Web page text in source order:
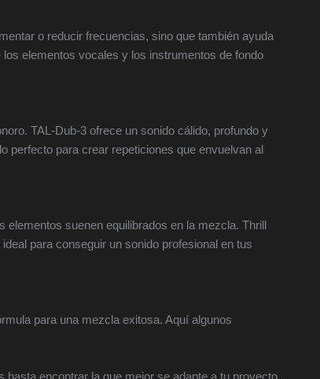
o reducir frecuencias, sino que también ayuda
elementos vocales y los instrumentos de fondo
TAL-Dub-3 ofrece un sonido cálido, profundo y
perfecto para crear repeticiones que envuelvan al
elementos suenen equilibrados en la mezcla. Thrill
para conseguir un sonido profesional en tus
para una mezcla exitosa. Aquí algunos